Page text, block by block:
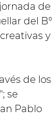
de
del B°
y
de los
se
Pablo